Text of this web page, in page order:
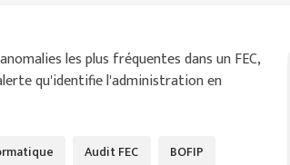
les plus fréquentes dans un FEC,
qu'identifie l'administration en
Audit FEC
BOFIP